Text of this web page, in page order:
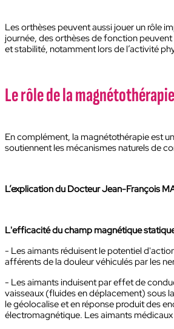
Les orthèses peuvent aussi jouer un rôle
journée, des orthèses de fonction
et stabilité, notamment lors de l’activité
Le rôle de la magnétothérapie
En complément, la magnétothérapie est
soutiennent les mécanismes naturels de
L’explication du Docteur Jean-François
L'efficacité du champ magnétique
- Les aimants réduisent le potentiel
afférents de la douleur véhiculés par les
- Les aimants induisent par effet de
vaisseaux (fluides en déplacement) sous
le géolocalise et en réponse produit des
électromagnétique. Les aimants